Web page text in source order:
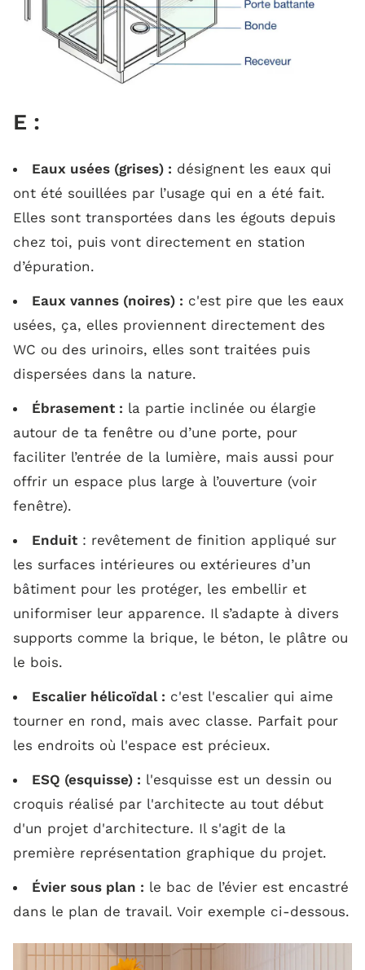
E :
Eaux usées (grises) : désignent les eaux qui
ont été souillées par l’usage qui en a été fait.
Elles sont transportées dans les égouts depuis
chez toi, puis vont directement en station
d’épuration.
Eaux vannes (noires) : c'est pire que les eaux
usées, ça, elles proviennent directement des
WC ou des urinoirs, elles sont traitées puis
dispersées dans la nature.
Ébrasement : la partie inclinée ou élargie
autour de ta fenêtre ou d’une porte, pour
faciliter l’entrée de la lumière, mais aussi pour
offrir un espace plus large à l’ouverture (voir
fenêtre).
Enduit : revêtement de finition appliqué sur
les surfaces intérieures ou extérieures d’un
bâtiment pour les protéger, les embellir et
uniformiser leur apparence. Il s’adapte à divers
supports comme la brique, le béton, le plâtre ou
le bois.
Escalier hélicoïdal : c'est l'escalier qui aime
tourner en rond, mais avec classe. Parfait pour
les endroits où l'espace est précieux.
ESQ (esquisse) : l'esquisse est un dessin ou
croquis réalisé par l'architecte au tout début
d'un projet d'architecture. Il s'agit de la
première représentation graphique du projet.
Évier sous plan : le bac de l’évier est encastré
dans le plan de travail. Voir exemple ci-dessous.